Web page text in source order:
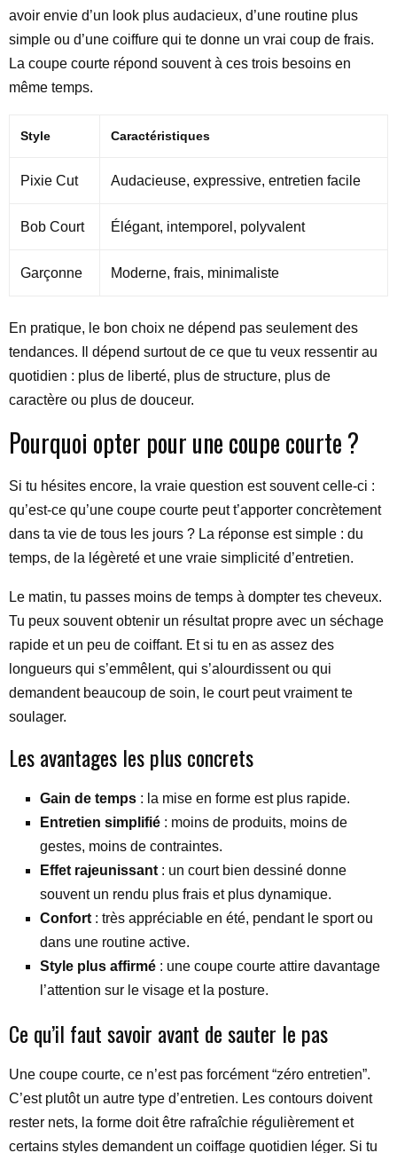
avoir envie d’un look plus audacieux, d’une routine plus
simple ou d’une coiffure qui te donne un vrai coup de frais.
La coupe courte répond souvent à ces trois besoins en
même temps.
Style Caractéristiques
Pixie Cut Audacieuse, expressive, entretien facile
Bob Court Élégant, intemporel, polyvalent
Garçonne Moderne, frais, minimaliste
En pratique, le bon choix ne dépend pas seulement des
tendances. Il dépend surtout de ce que tu veux ressentir au
quotidien : plus de liberté, plus de structure, plus de
caractère ou plus de douceur.
Pourquoi opter pour une coupe courte ?
Si tu hésites encore, la vraie question est souvent celle-ci :
qu’est-ce qu’une coupe courte peut t’apporter concrètement
dans ta vie de tous les jours ? La réponse est simple : du
temps, de la légèreté et une vraie simplicité d’entretien.
Le matin, tu passes moins de temps à dompter tes cheveux.
Tu peux souvent obtenir un résultat propre avec un séchage
rapide et un peu de coiffant. Et si tu en as assez des
longueurs qui s’emmêlent, qui s’alourdissent ou qui
demandent beaucoup de soin, le court peut vraiment te
soulager.
Les avantages les plus concrets
Gain de temps : la mise en forme est plus rapide.
Entretien simplifié : moins de produits, moins de
gestes, moins de contraintes.
Effet rajeunissant : un court bien dessiné donne
souvent un rendu plus frais et plus dynamique.
Confort : très appréciable en été, pendant le sport ou
dans une routine active.
Style plus affirmé : une coupe courte attire davantage
l’attention sur le visage et la posture.
Ce qu’il faut savoir avant de sauter le pas
Une coupe courte, ce n’est pas forcément “zéro entretien”.
C’est plutôt un autre type d’entretien. Les contours doivent
rester nets, la forme doit être rafraîchie régulièrement et
certains styles demandent un coiffage quotidien léger. Si tu